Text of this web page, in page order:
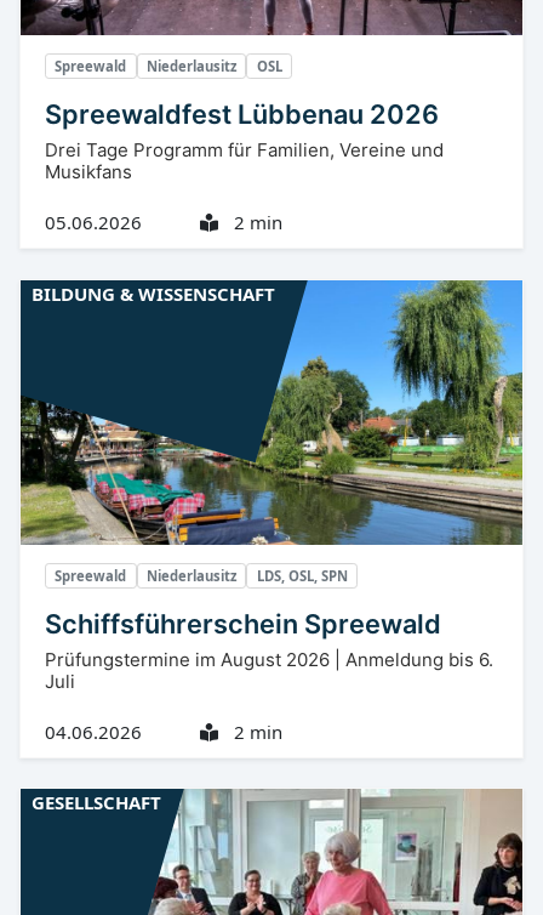
Spreewald Niederlausitz OSL
Spreewaldfest Lübbenau 2026
Drei Tage Programm für Familien, Vereine und
Musikfans
05.06.2026 2 min
Spreewald Niederlausitz LDS, OSL, SPN
Schiffsführerschein Spreewald
Prüfungstermine im August 2026 | Anmeldung bis 6.
Juli
04.06.2026 2 min
BILDUNG & WISSENSCHAFT
GESELLSCHAFT